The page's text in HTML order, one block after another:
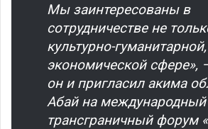
Мы заинтересованы в
сотрудничестве не
культурно-
экономической сфере»,
он и пригласил акима
Абай на международный
трансграничный форум